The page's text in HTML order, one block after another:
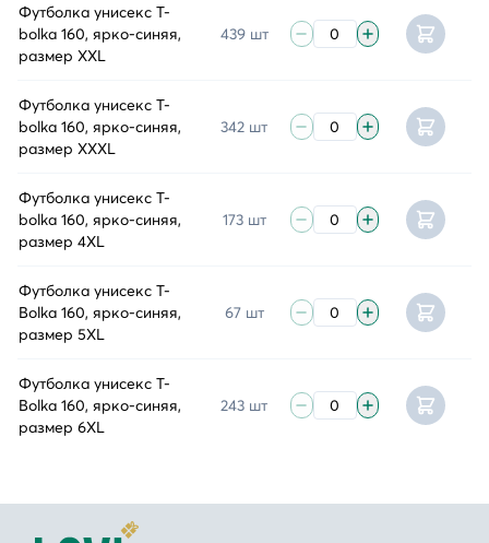
Футболка унисекс T-
bolka 160, ярко-синяя,
размер XXL
439 шт
Футболка унисекс T-
bolka 160, ярко-синяя,
размер XXXL
342 шт
Футболка унисекс T-
bolka 160, ярко-синяя,
размер 4XL
173 шт
Футболка унисекс T-
Bolka 160, ярко-синяя,
размер 5XL
67 шт
Футболка унисекс T-
Bolka 160, ярко-синяя,
размер 6XL
243 шт